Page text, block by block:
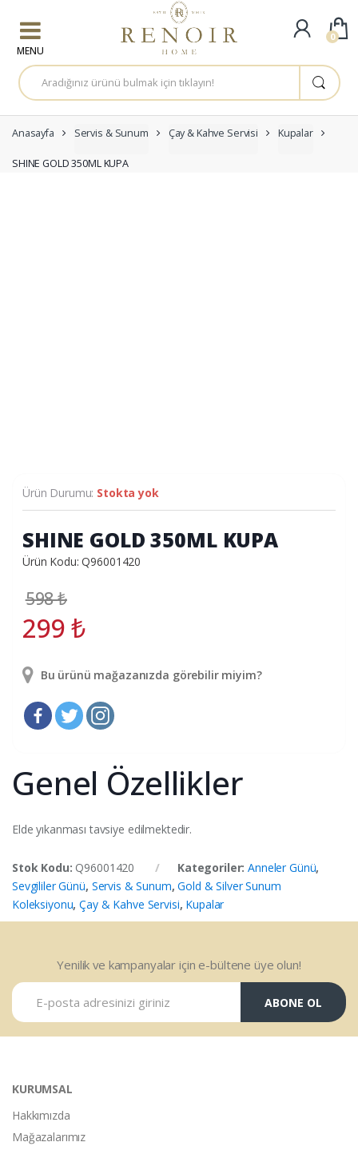
A
r
a
a
:
Anasayfa Servis & Sunum Çay & Kahve Servisi Kupalar
SHINE GOLD 350ML KUPA
Ürün Durumu: Stokta yok
SHINE GOLD 350ML KUPA
Ürün Kodu: Q96001420
598₺
299₺
Bu ürünü mağazanızda görebilir miyim?
Genel Özellikler
Elde yıkanması tavsiye edilmektedir.
Stok Kodu: Q96001420 Kategoriler:Anneler Günü,
Sevgililer Günü, Servis & Sunum,Gold & Silver Sunum
Koleksiyonu,Çay & Kahve Servisi, Kupalar
Yenilik ve kampanyalar için e-bültene üye olun!
ABONE OL
KURUMSAL
Hakkımızda
Mağazalarımız
0